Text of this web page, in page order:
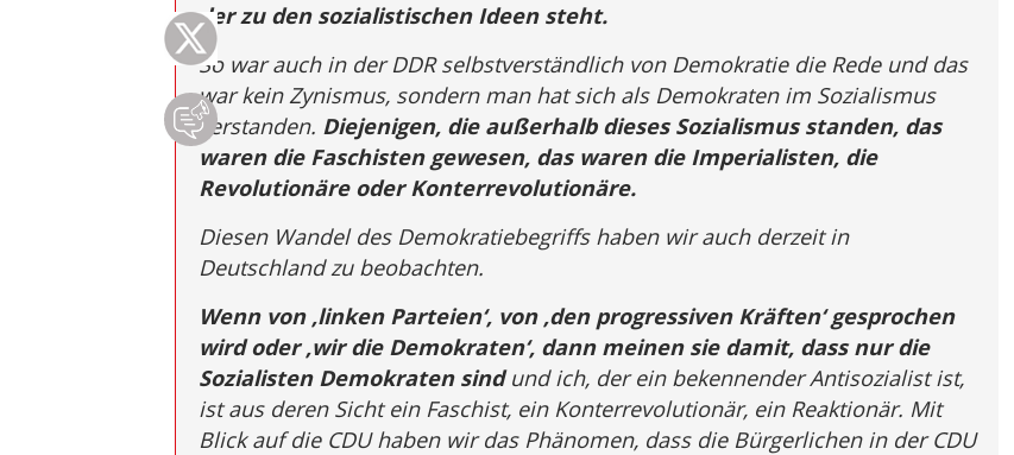
der zu den sozialistischen Ideen steht.
So war auch in der DDR selbstverständlich von Demokratie die Rede und das
war kein Zynismus, sondern man hat sich als Demokraten im Sozialismus
verstanden. Diejenigen, die außerhalb dieses Sozialismus standen, das
waren die Faschisten gewesen, das waren die Imperialisten, die
Revolutionäre oder Konterrevolutionäre.
Diesen Wandel des Demokratiebegriffs haben wir auch derzeit in
Deutschland zu beobachten.
Wenn von ‚linken Parteien‘, von ‚den progressiven Kräften‘ gesprochen
wird oder ‚wir die Demokraten‘, dann meinen sie damit, dass nur die
Sozialisten Demokraten sindund ich, der ein bekennender Antisozialist ist,
ist aus deren Sicht ein Faschist, ein Konterrevolutionär, ein Reaktionär. Mit
Blick auf die CDU haben wir das Phänomen, dass die Bürgerlichen in der CDU